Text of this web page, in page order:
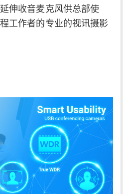
伸收音麦克风供总部使
工作者的专业的视讯摄影